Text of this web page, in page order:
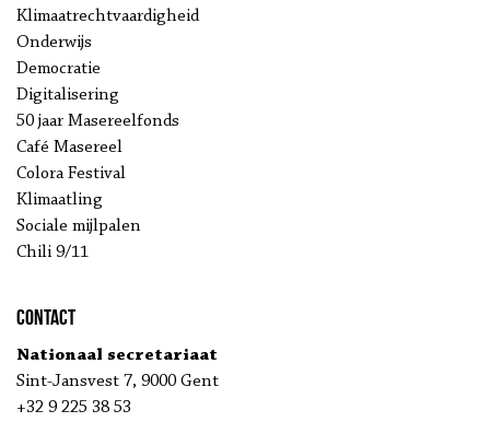
Klimaatrechtvaardigheid
Onderwijs
Democratie
Digitalisering
50 jaar Masereelfonds
Café Masereel
Colora Festival
Klimaatling
Sociale mijlpalen
Chili 9/11
Contact
Nationaal secretariaat
Sint-Jansvest 7, 9000 Gent
+32 9 225 38 53